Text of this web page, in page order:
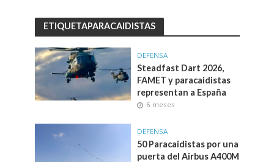
ETIQUETAPARACAIDISTAS
DEFENSA
Steadfast Dart 2026,
FAMET y paracaidistas
representan a España
6 meses
DEFENSA
50 Paracaidistas por una
puerta del Airbus A400M